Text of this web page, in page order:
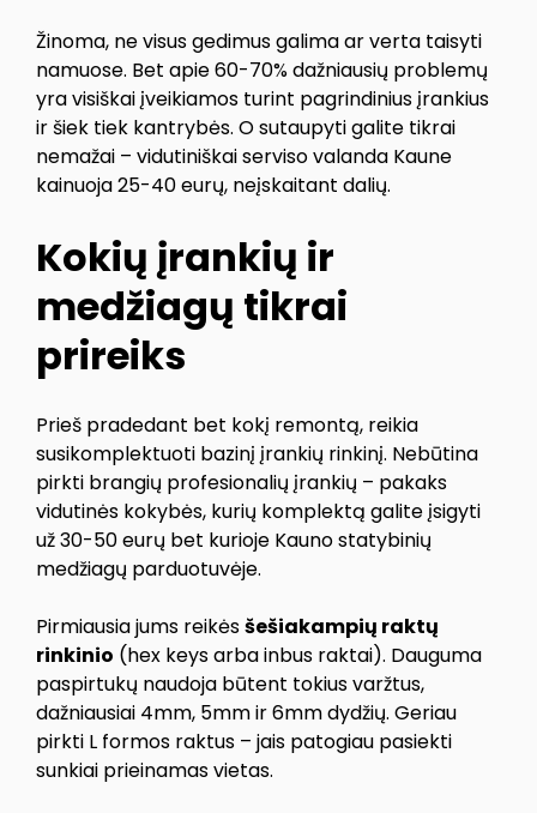
Žinoma, ne visus gedimus galima ar verta taisyti
namuose. Bet apie 60-70% dažniausių problemų
yra visiškai įveikiamos turint pagrindinius įrankius
ir šiek tiek kantrybės. O sutaupyti galite tikrai
nemažai – vidutiniškai serviso valanda Kaune
kainuoja 25-40 eurų, neįskaitant dalių.
Kokių įrankių ir
medžiagų tikrai
prireiks
Prieš pradedant bet kokį remontą, reikia
susikomplektuoti bazinį įrankių rinkinį. Nebūtina
pirkti brangių profesionalių įrankių – pakaks
vidutinės kokybės, kurių komplektą galite įsigyti
už 30-50 eurų bet kurioje Kauno statybinių
medžiagų parduotuvėje.
Pirmiausia jums reikėsšešiakampių raktų
rinkinio (hex keys arba inbus raktai). Dauguma
paspirtukų naudoja būtent tokius varžtus,
dažniausiai 4mm, 5mm ir 6mm dydžių. Geriau
pirkti L formos raktus – jais patogiau pasiekti
sunkiai prieinamas vietas.